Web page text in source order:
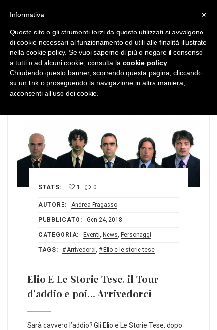
STATS: 1 0
AUTORE: Andrea Fragasso
PUBBLICATO: Gen 24, 2018
CATEGORIA: Eventi, News, Personaggi
TAGS: Arrivedorci, Elio e le storie tese
Elio E Le Storie Tese, il Tour
d’addio e poi… Arrivedorci
Sarà davvero l’addio? Gli Elio e Le Storie Tese, dopo
×
Informativa
Questo sito o gli strumenti terzi da questo utilizzati si avvalgono
di cookie necessari al funzionamento ed utili alle finalità illustrate
nella cookie policy. Se vuoi saperne di più o negare il consenso
a tutti o ad alcuni cookie, consulta la cookie policy
Chiudendo questo banner, scorrendo questa pagina, cliccando
su un link o proseguendo la navigazione in altra maniera,
acconsenti all’uso dei cookie.